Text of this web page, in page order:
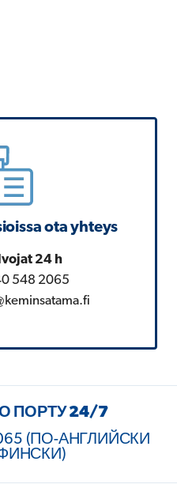
ota yhteys
24 h
548 2065
ПОРТУ 24/7
(ПО-АНГЛИЙСКИ